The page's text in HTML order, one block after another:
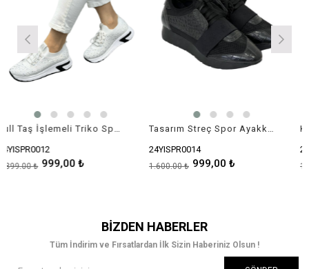
Full Taş İşlemeli Triko Spor Ayakkabısı
999,00 ₺
Tasarım Streç Spor Ayakkabısı
24YISPR0014
999,00 ₺
BIZDEN HABERLER
Tüm İndirim ve Fırsatlardan İlk Sizin Haberiniz Olsun !